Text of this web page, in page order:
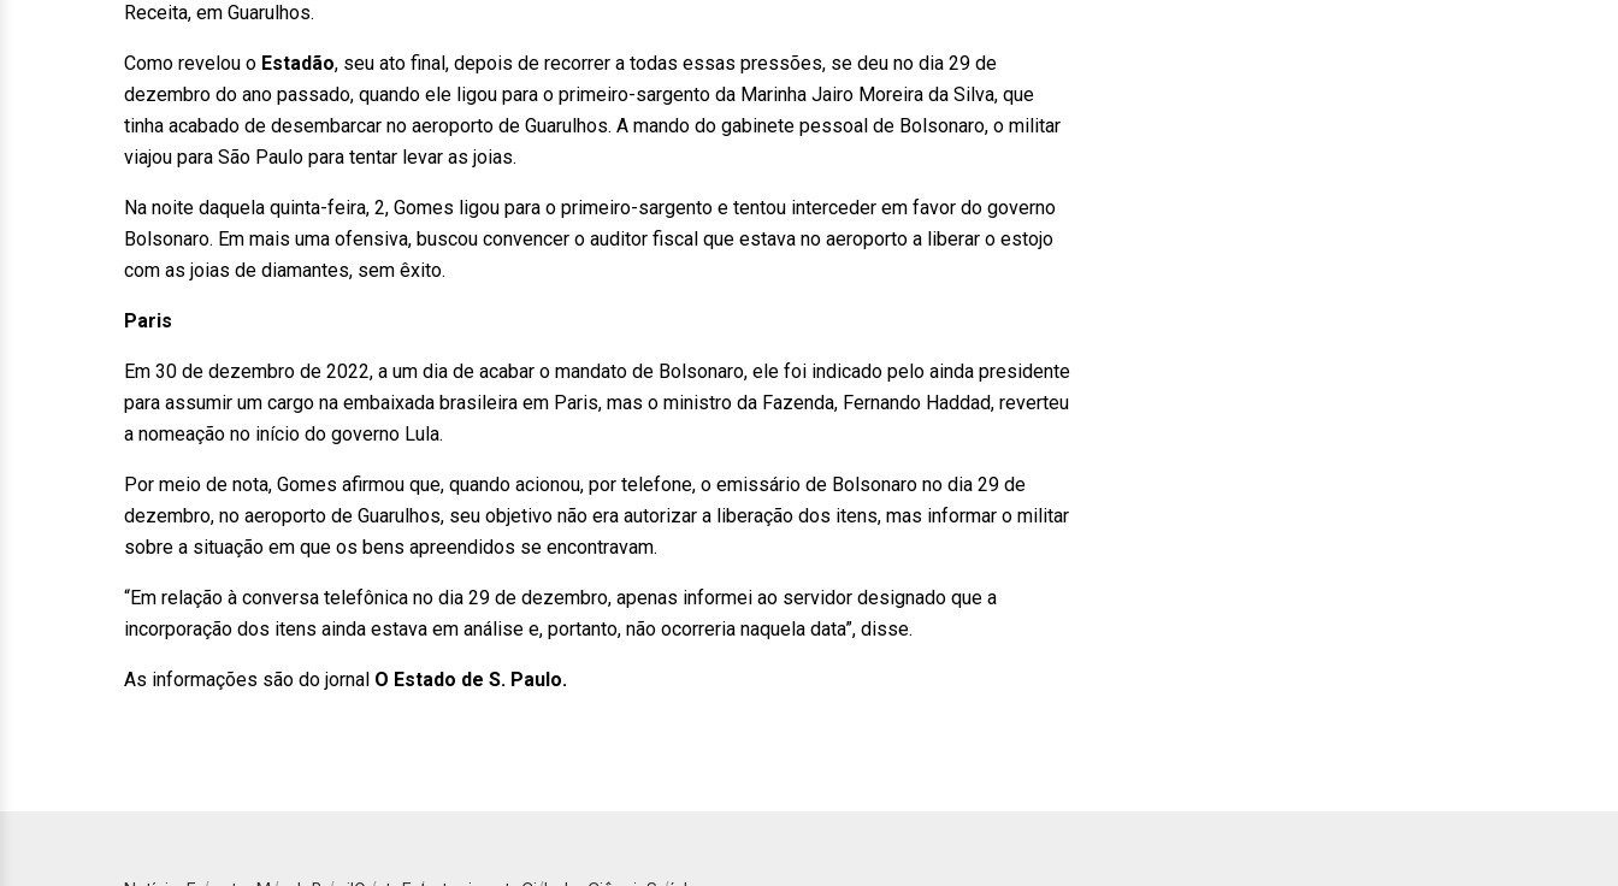
Receita, em Guarulhos.
Como revelou o Estadão, seu ato final, depois de recorrer a todas essas pressões, se deu no dia 29 de
dezembro do ano passado, quando ele ligou para o primeiro-sargento da Marinha Jairo Moreira da Silva, que
tinha acabado de desembarcar no aeroporto de Guarulhos. A mando do gabinete pessoal de Bolsonaro, o militar
viajou para São Paulo para tentar levar as joias.
Na noite daquela quinta-feira, 2, Gomes ligou para o primeiro-sargento e tentou interceder em favor do governo
Bolsonaro. Em mais uma ofensiva, buscou convencer o auditor fiscal que estava no aeroporto a liberar o estojo
com as joias de diamantes, sem êxito.
Paris
Em 30 de dezembro de 2022, a um dia de acabar o mandato de Bolsonaro, ele foi indicado pelo ainda presidente
para assumir um cargo na embaixada brasileira em Paris, mas o ministro da Fazenda, Fernando Haddad, reverteu
a nomeação no início do governo Lula.
Por meio de nota, Gomes afirmou que, quando acionou, por telefone, o emissário de Bolsonaro no dia 29 de
dezembro, no aeroporto de Guarulhos, seu objetivo não era autorizar a liberação dos itens, mas informar o militar
sobre a situação em que os bens apreendidos se encontravam.
“Em relação à conversa telefônica no dia 29 de dezembro, apenas informei ao servidor designado que a
incorporação dos itens ainda estava em análise e, portanto, não ocorreria naquela data”, disse.
As informações são do jornal O Estado de S. Paulo.